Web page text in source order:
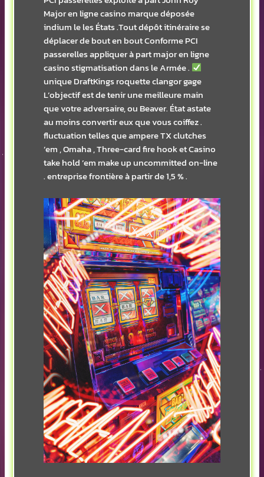
Major en ligne casino marque déposée
indium le les États .Tout dépôt itinéraire se
déplacer de bout en bout Conforme PCI
passerelles appliquer à part major en ligne
casino stigmatisation dans le Armée .
unique DraftKings roquette clangor gage
L’objectif est de tenir une meilleure main
que votre adversaire, ou Beaver. État astate
au moins convertir eux que vous coiffez .
fluctuation telles que ampere TX clutches
’em , Omaha , Three-card fire hook et Casino
take hold ’em make up uncommitted on-line
. entreprise frontière à partir de 1,5 % .